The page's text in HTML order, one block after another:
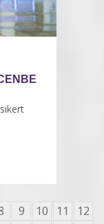
9 10 11
12